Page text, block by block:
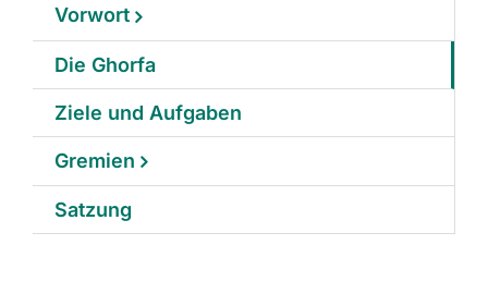
Vorwort
Die Ghorfa
Ziele und Aufgaben
Gremien
Satzung